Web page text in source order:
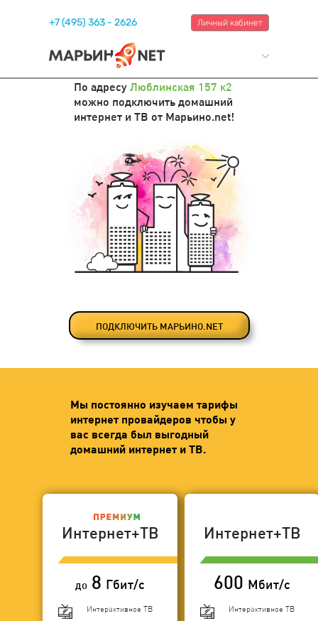
+7 (495) 363 - 2626 Личный кабинет
По адресуЛюблинская 157 к2
можно подключить домашний
интернет и ТВ от Марьино.net!
ПОДКЛЮЧИТЬ МАРЬИНО.NET
Мы постоянно изучаем тарифы
интернет провайдеров чтобы у
вас всегда был выгодный
домашний интернет и ТВ.
Интернет+ТВ
до 8 Гбит/с
Интерактивное ТВ
Интернет+ТВ
600 Мбит/с
Интерактивное ТВ